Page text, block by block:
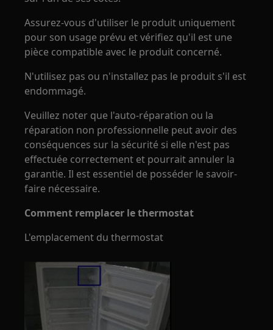
Assurez-vous d'utiliser le produit uniquement
pour son usage prévu et vérifiez qu'il est une
pièce compatible avec le produit concerné.
N'utilisez pas ou n'installez pas le produit s'il est
endommagé.
Veuillez noter que l'auto-réparation ou la
réparation non professionnelle peut avoir des
conséquences sur la sécurité si elle n'est pas
effectuée correctement et pourrait annuler la
garantie. Il est essentiel de posséder le savoir-
faire nécessaire.
Comment remplacer le thermostat
L'emplacement du thermostat